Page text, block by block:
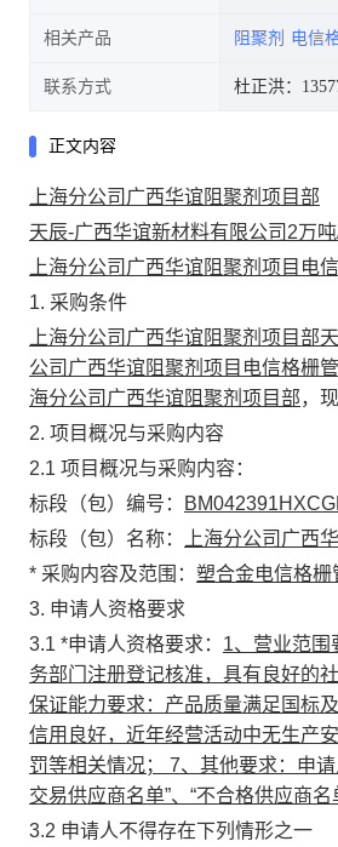
相关产品 阻聚剂 电信
联系方式 杜正洪：
正文内容
上海分公司广西华谊阻聚剂项目部
天辰-广西华谊新材料有限公司2万
上海分公司广西华谊阻聚剂项目电
1. 采购条件
上海分公司广西华谊阻聚剂项目部
公司广西华谊阻聚剂项目电信格栅
海分公司广西华谊阻聚剂项目部，
2. 项目概况与采购内容
2.1 项目概况与采购内容：
标段（包）编号：
标段（包）名称：
上海分公司广西
* 采购内容及范围： 塑合金电信格
3. 申请人资格要求
3.1 *申请人资格要求： 1、营业范围
务部门注册登记核准，具有良好的
保证能力要求：产品质量满足国标
信用良好，近年经营活动中无生产
罚等相关情况； 7、其他要求：申
交易供应商名单”、“不合格供应商
3.2 申请人不得存在下列情形之一